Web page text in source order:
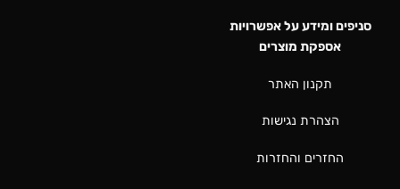
סניפים ומידע על אפשרויות
אספקת מוצרים
תקנון האתר
הצהרת נגישות
החזרים והחזרות